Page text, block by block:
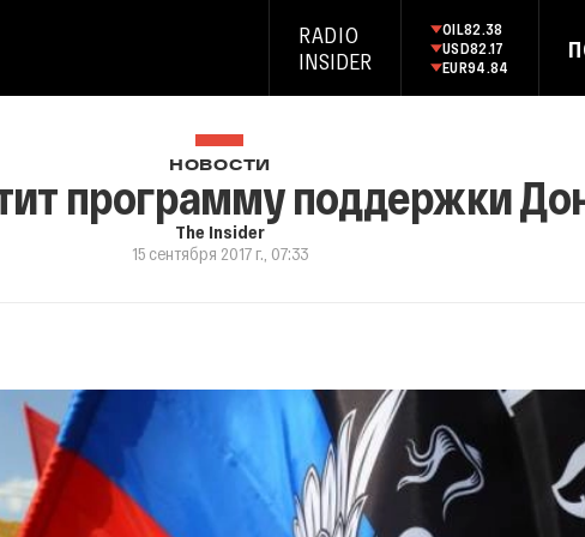
RADIO
INSIDER
OIL82.38
USD82.17
EUR94.84
НОВОСТИ
программу поддержки
The Insider
15 сентября 2017 г., 07:33